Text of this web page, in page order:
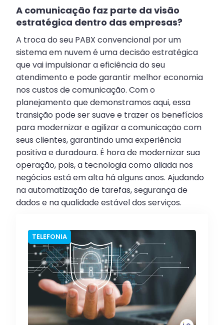
A comunicação faz parte da visão
estratégica dentro das empresas?
A troca do seu PABX convencional por um
sistema em nuvem é uma decisão estratégica
que vai impulsionar a eficiência do seu
atendimento e pode garantir melhor economia
nos custos de comunicação. Com o
planejamento que demonstramos aqui, essa
transição pode ser suave e trazer os benefícios
para modernizar e agilizar a comunicação com
seus clientes, garantindo uma experiência
positiva e duradoura. É hora de modernizar sua
operação, pois, a tecnologia como aliada nos
negócios está em alta há alguns anos. Ajudando
na automatização de tarefas, segurança de
dados e na qualidade estável dos serviços.
TELEFONIA